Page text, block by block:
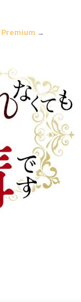
Premium →